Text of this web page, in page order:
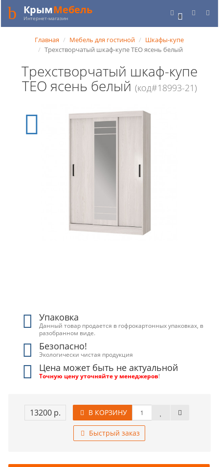
0
КрымМебель
Интернет-магазин
Главная Мебель для гостиной
Шкафы-купе
Трехстворчатый шкаф-купе ТЕО ясень белый
Трехстворчатый шкаф-купе
ТЕО ясень белый (код#18993-21)
Упаковка
Данный товар продается в гофрокартонных упаковках, в
разобранном виде.
Безопасно!
Экологически чистая продукция
Цена может быть не актуальной
Точную цену уточняйте у менеджеров!
13200 р. В КОРЗИНУ
Быстрый заказ